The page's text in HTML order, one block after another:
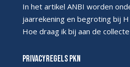
In het artikel ANBI worden
jaarrekening en begroting bij
Hoe draag ik bij aan de collecte
Privacyregels PKN